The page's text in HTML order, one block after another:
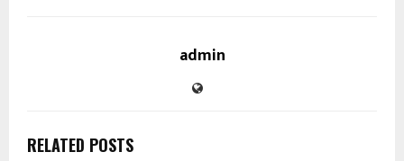
admin
RELATED POSTS